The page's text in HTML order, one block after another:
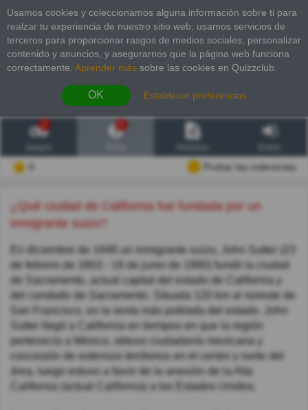
Usamos cookies y coleccionamos alguna información sobre ti para
realzar tu experiencia de nuestro sitio web; usamos servicios de
terceros para proporcionar rasgos de medios sociales, personalizar
contenido y anuncios, y asegurarnos que la página web funciona
correctamente. Aprender más sobre las cookies en Quizzclub.
OK Establecer preferencias
2
Probar las inderectas
¿Qué ciudad de California fue fundada por un
inmigrante suizo?
En diciembre de 1848 un inmigrante suizo, John Sutter (23
de febrero de 1803 - 18 de junio de 1880) fundó la ciudad
de Sacramento, actual capital del estado de California y
del condado de Sacramento. Situada 120 km al noreste de
San Francisco, es la sexta más poblada del estado. John
Sutter llegó a California en tiempos en que la región
pertenecía a México, obtuvo ciudadanía mexicana y
concesión de extensos territorios en el centro y norte del
área, luego estuvo a favor de la anexión de la Alta
California (actual California) a los Estados Unidos.